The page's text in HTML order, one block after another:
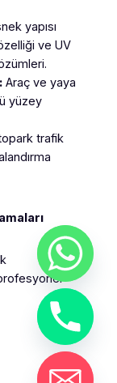
yapısı
ve UV
Araç ve yaya
yüzey
trafik